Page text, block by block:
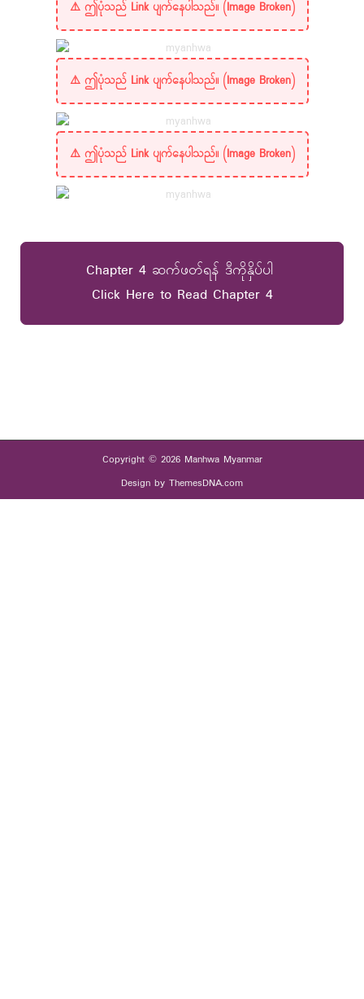
Chapter 4 ဆက်ဖတ်ရန် ဒီကိုနှိပ်ပါ
Click Here to Read Chapter 4
Copyright © 2026 Manhwa Myanmar
Design by ThemesDNA.com